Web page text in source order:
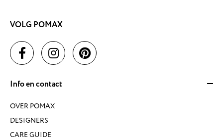
VOLG POMAX
Info en contact
OVER POMAX
DESIGNERS
CARE GUIDE